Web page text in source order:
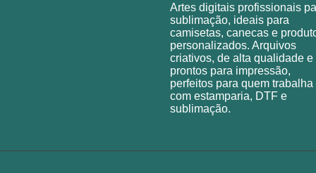
Artes digitais profissionais
sublimação, ideais para
camisetas, canecas e
personalizados. Arquivos
criativos, de alta qualidade e
prontos para impressão,
perfeitos para quem trabalha
com estamparia, DTF e
sublimação.